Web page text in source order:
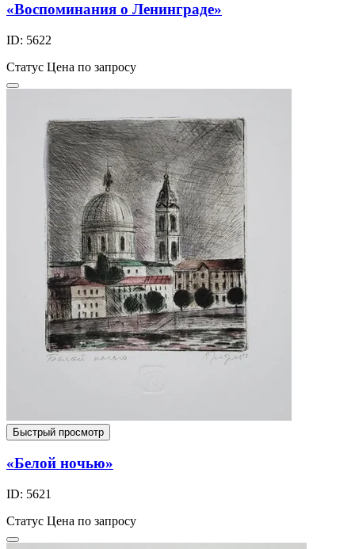
«Воспоминания о Ленинграде»
ID: 5622
Статус Цена по запросу
Быстрый просмотр
«Белой ночью»
ID: 5621
Статус Цена по запросу